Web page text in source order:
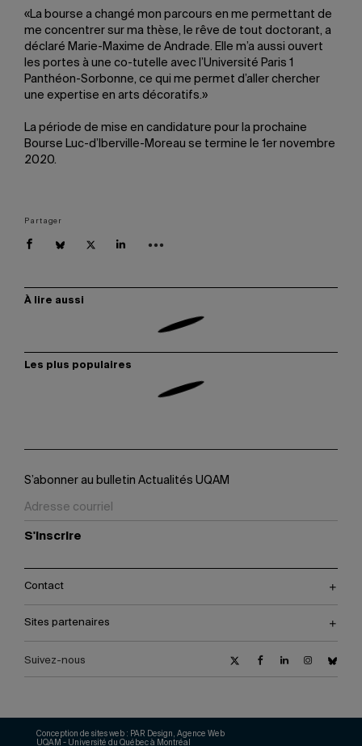
«La bourse a changé mon parcours en me permettant de
me concentrer sur ma thèse, le rêve de tout doctorant, a
déclaré Marie-Maxime de Andrade. Elle m’a aussi ouvert
les portes à une co-tutelle avec l’Université Paris 1
Panthéon-Sorbonne, ce qui me permet d’aller chercher
une expertise en arts décoratifs.»
La période de mise en candidature pour la prochaine
Bourse Luc-d’Iberville-Moreau se termine le 1er novembre
2020.
Partager
À lire aussi
Les plus populaires
S’abonner au bulletin Actualités UQAM
S'inscrire
Contact
Sites partenaires
Suivez-nous
UQAM - Université du Québec à Montréal
Conception de sites web : PAR Design, Agence Web